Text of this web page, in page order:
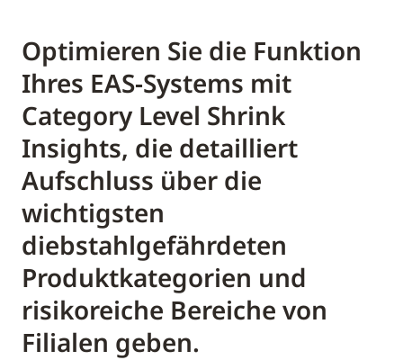
Optimieren Sie die Funktion
Ihres EAS-Systems mit
Category Level Shrink
Insights, die detailliert
Aufschluss über die
wichtigsten
diebstahlgefährdeten
Produktkategorien und
risikoreiche Bereiche von
Filialen geben.